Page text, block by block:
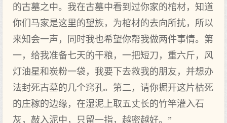
的古墓之中。我在古墓中看到过你家的棺材，知道
你们马家是这里的望族，为棺材的去向所扰，所以
来知会一声，同时我也希望你帮我做两件事情。第
一，给我准备七天的干粮，一把短刀，重六斤，风
灯油星和炭粉一袋，我要下去救我的朋友，并想办
法封死古墓的几个窍孔。第二，请你掘开这片枯死
的庄稼的边缘，在湿泥上取五丈长的竹竿灌入石
灰，敲入泥中，只留一指，越密越好。”